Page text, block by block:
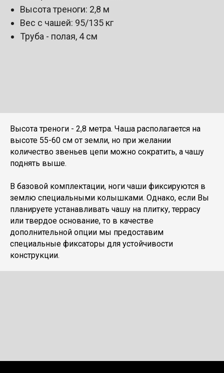
Высота треноги: 2,8 м
Вес с чашей: 95/135 кг
Труба - полая, 4 см
Высота треноги - 2,8 метра. Чаша располагается на
высоте 55-60 см от земли, но при желании
количество звеньев цепи можно сократить, а чашу
поднять выше.
В базовой комплектации, ноги чаши фиксируются в
землю специальными колышками. Однако, если Вы
планируете устанавливать чашу на плитку, террасу
или твердое основание, то в качестве
дополнительной опции мы предоставим
специальные фиксаторы для устойчивости
конструкции.